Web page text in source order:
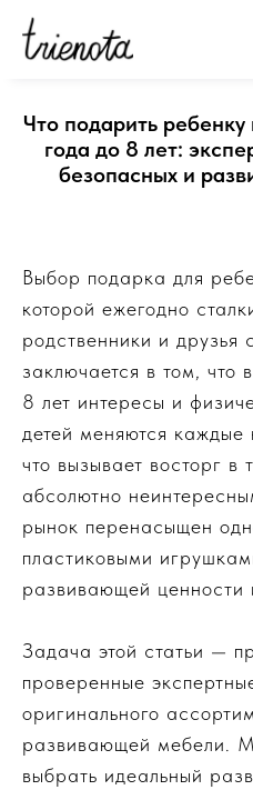
Что подарить
года до 8 лет:
безопасных и
Выбор подарка для
которой ежегодно
родственники и друзья
заключается в том, что
8 лет интересы и
детей меняются каждые
что вызывает восторг в
абсолютно
рынок перенасыщен
пластиковыми
развивающей ценности
Задача этой статьи —
проверенные
оригинального
развивающей мебели.
выбрать идеальный